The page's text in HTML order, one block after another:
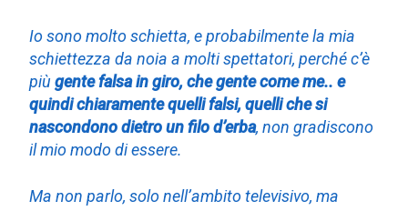
Io sono molto schietta, e probabilmente la mia
schiettezza da noia a molti spettatori, perché c’è
piùgente falsa in giro, che gente come me.. e
quindi chiaramente quelli falsi, quelli che si
nascondono dietro un filo d’erba, non gradiscono
il mio modo di essere.
Ma non parlo, solo nell’ambito televisivo, ma